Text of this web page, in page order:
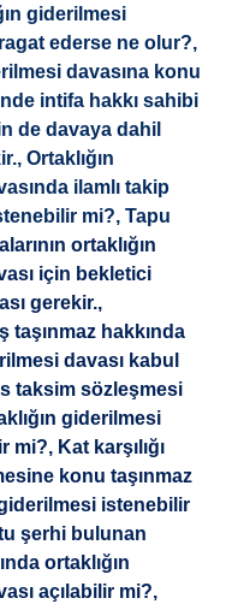
giderilmesi
ederse ne olur?,
davasına konu
intifa hakkı sahibi
de davaya dahil
, Ortaklığın
ilamlı takip
mi?, Tapu
ortaklığın
için bekletici
gerekir.,
taşınmaz hakkında
davası kabul
taksim sözleşmesi
giderilmesi
mi?, Kat karşılığı
konu taşınmaz
istenebilir
şerhi bulunan
ortaklığın
açılabilir mi?,